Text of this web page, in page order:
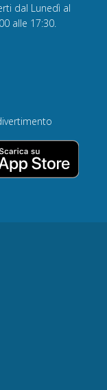
dal Lunedì al
alle 17:30.